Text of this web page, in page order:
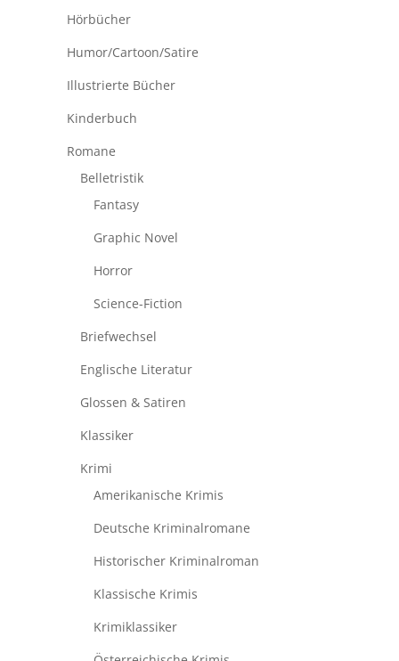
Hörbücher
Humor/Cartoon/Satire
Illustrierte Bücher
Kinderbuch
Romane
Belletristik
Fantasy
Graphic Novel
Horror
Science-Fiction
Briefwechsel
Englische Literatur
Glossen & Satiren
Klassiker
Krimi
Amerikanische Krimis
Deutsche Kriminalromane
Historischer Kriminalroman
Klassische Krimis
Krimiklassiker